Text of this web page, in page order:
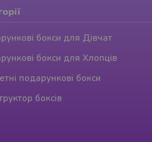
бокси для Дівчат
бокси для Хлопців
подарункові бокси
боксів